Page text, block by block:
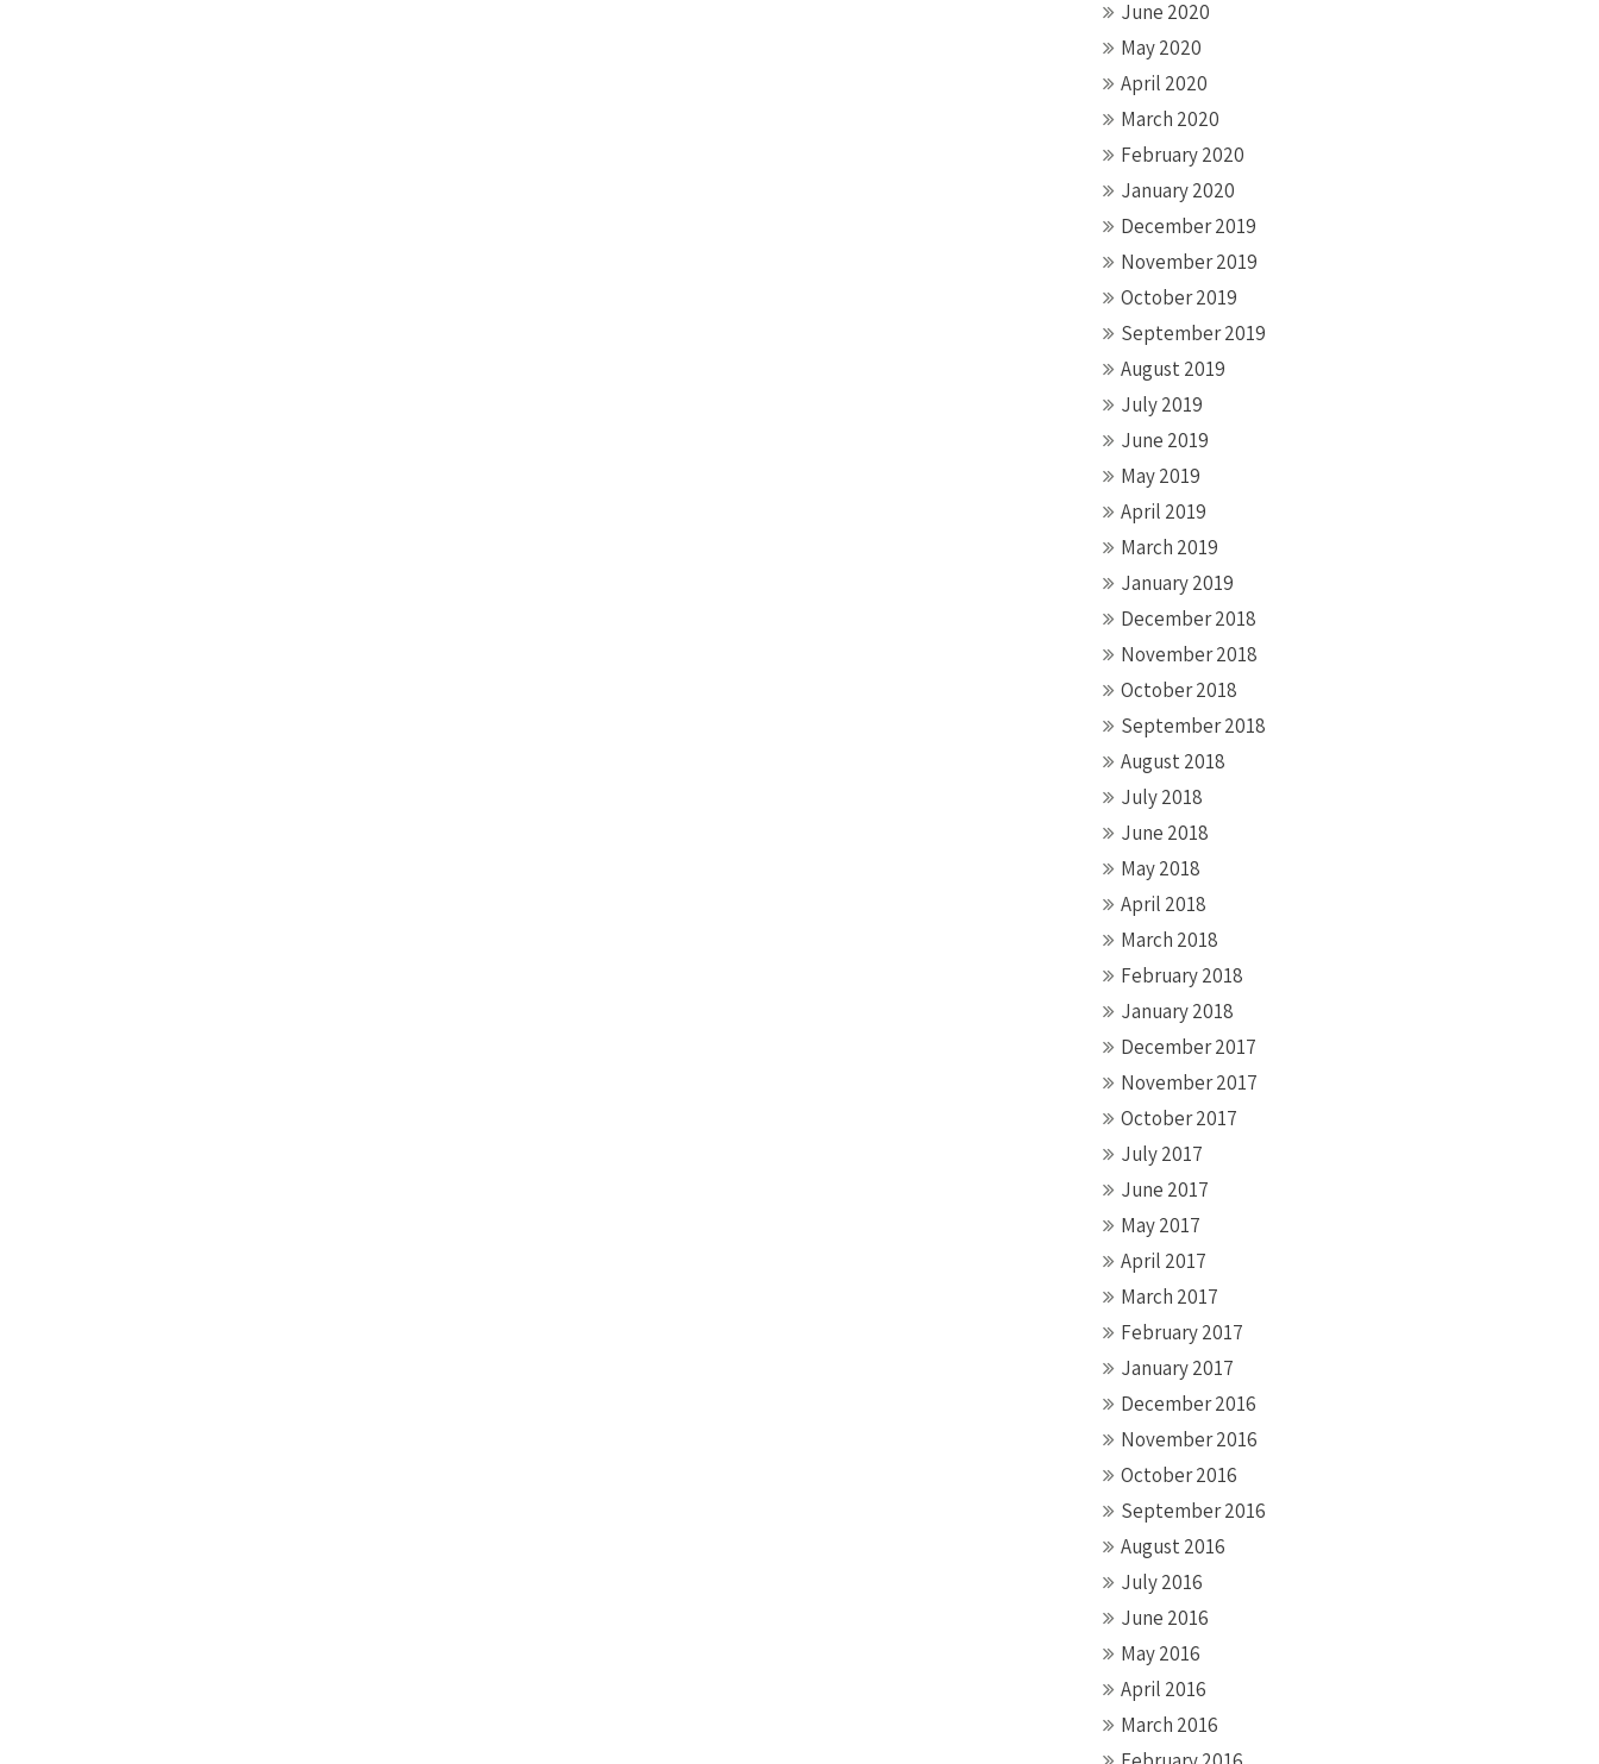
June 2020
May 2020
April 2020
March 2020
February 2020
January 2020
December 2019
November 2019
October 2019
September 2019
August 2019
July 2019
June 2019
May 2019
April 2019
March 2019
January 2019
December 2018
November 2018
October 2018
September 2018
August 2018
July 2018
June 2018
May 2018
April 2018
March 2018
February 2018
January 2018
December 2017
November 2017
October 2017
July 2017
June 2017
May 2017
April 2017
March 2017
February 2017
January 2017
December 2016
November 2016
October 2016
September 2016
August 2016
July 2016
June 2016
May 2016
April 2016
March 2016